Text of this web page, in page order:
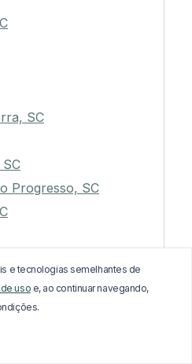
SC
Progresso, SC
SC
Silva, SC
SC
e tecnologias semelhantes de
uso e, ao continuar navegando,